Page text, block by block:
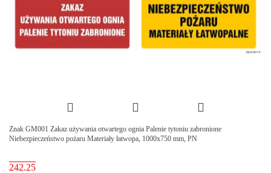
Znak GM001 Zakaz używania otwartego ognia Palenie tytoniu zabronione
Niebezpieczeństwo pożaru Materiały łatwopa, 1000x750 mm, PN
242.25